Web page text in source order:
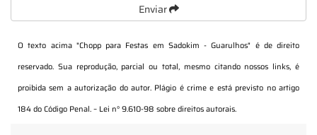
Enviar
O texto acima "Chopp para Festas em Sadokim - Guarulhos" é de direito
reservado. Sua reprodução, parcial ou total, mesmo citando nossos links, é
proibida sem a autorização do autor. Plágio é crime e está previsto no artigo
184 do Código Penal. – Lei n° 9.610-98 sobre direitos autorais.